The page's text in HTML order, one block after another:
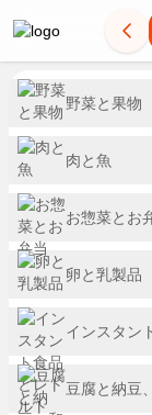
野菜と果物
肉と魚
お惣菜とお
卵と乳製品
インスタ
豆腐と納